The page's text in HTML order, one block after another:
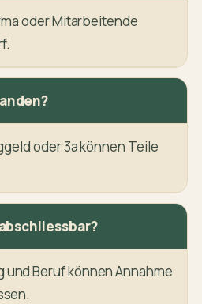
oder Mitarbeitende
oder 3a können Teile
Beruf können Annahme